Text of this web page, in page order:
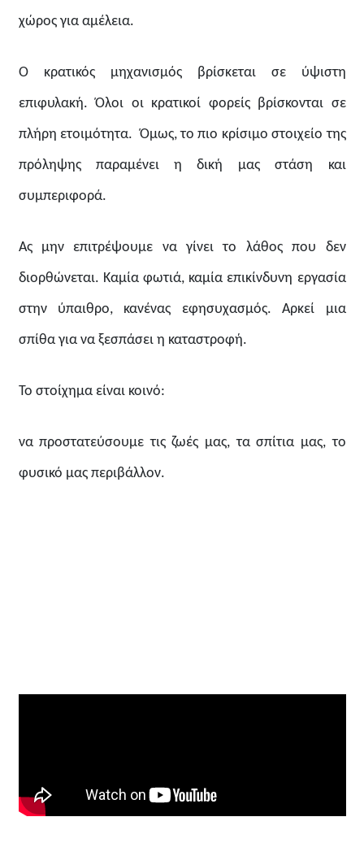
χώρος για αμέλεια.
Ο κρατικός μηχανισμός βρίσκεται σε ύψιστη
επιφυλακή. Όλοι οι κρατικοί φορείς βρίσκονται σε
πλήρη ετοιμότητα. Όμως, το πιο κρίσιμο στοιχείο της
πρόληψης παραμένει η δική μας στάση και
συμπεριφορά.
Ας μην επιτρέψουμε να γίνει το λάθος που δεν
διορθώνεται. Καμία φωτιά, καμία επικίνδυνη εργασία
στην ύπαιθρο, κανένας εφησυχασμός. Αρκεί μια
σπίθα για να ξεσπάσει η καταστροφή.
Το στοίχημα είναι κοινό:
να προστατεύσουμε τις ζωές μας, τα σπίτια μας, το
φυσικό μας περιβάλλον.